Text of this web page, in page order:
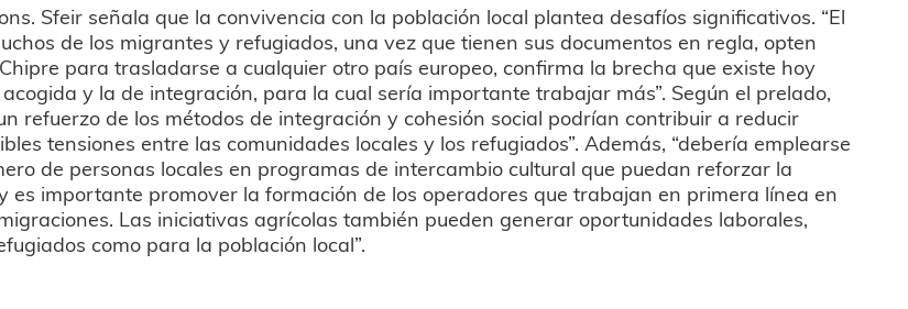
Sfeir señala que la convivencia con la población local plantea desafíos significativos. “El
de los migrantes y refugiados, una vez que tienen sus documentos en regla, opten
para trasladarse a cualquier otro país europeo, confirma la brecha que existe hoy
y la de integración, para la cual sería importante trabajar más”. Según el prelado,
refuerzo de los métodos de integración y cohesión social podrían contribuir a reducir
tensiones entre las comunidades locales y los refugiados”. Además, “debería emplearse
de personas locales en programas de intercambio cultural que puedan reforzar la
es importante promover la formación de los operadores que trabajan en primera línea en
Las iniciativas agrícolas también pueden generar oportunidades laborales,
como para la población local”.